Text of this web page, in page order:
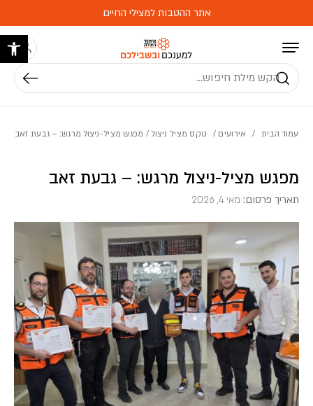
אתר ההטבות למצילי החיים
חיפוש
עמוד הבית / אירועים / טקס מציל ניצול / מפגש מציל-ניצול מרגש: – גבעת זאב
מפגש מציל-ניצול מרגש: – גבעת זאב
תאריך פרסום:מאי 4, 2026